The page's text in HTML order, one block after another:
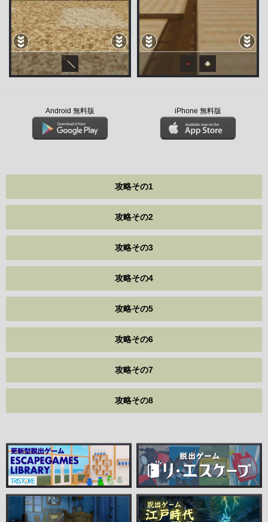
Android 無料版 iPhone 無料版
攻略その1
攻略その2
攻略その3
攻略その4
攻略その5
攻略その6
攻略その7
攻略その8